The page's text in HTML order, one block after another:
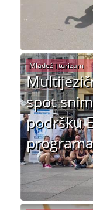
spot
podršku
Mladež i turizam